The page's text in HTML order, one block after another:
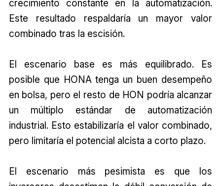
crecimiento constante en la automatización.
Este resultado respaldaría un mayor valor
combinado tras la escisión.
El escenario base es más equilibrado. Es
posible que HONA tenga un buen desempeño
en bolsa, pero el resto de HON podría alcanzar
un múltiplo estándar de automatización
industrial. Esto estabilizaría el valor combinado,
pero limitaría el potencial alcista a corto plazo.
El escenario más pesimista es que los